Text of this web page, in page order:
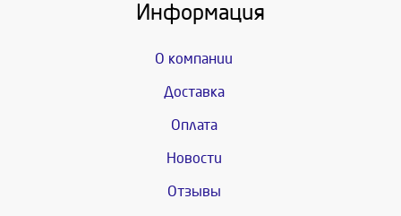
Информация
О компании
Доставка
Оплата
Новости
Отзывы